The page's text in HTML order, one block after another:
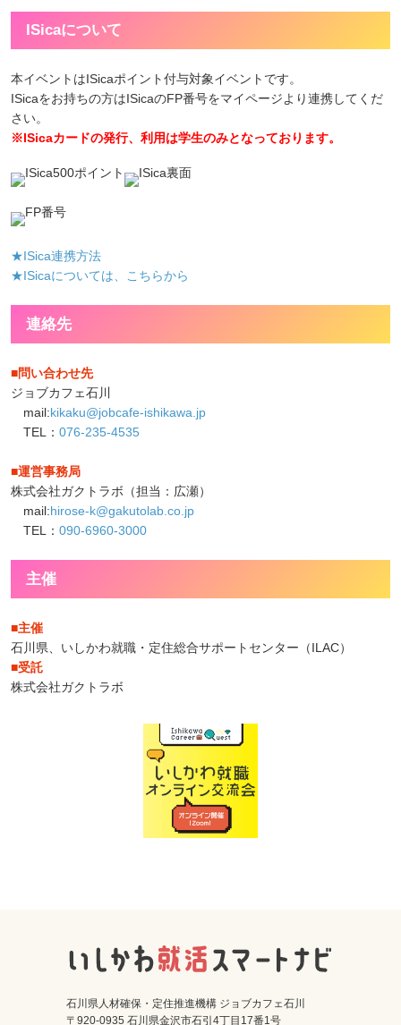
ISicaについて
本イベントはISicaポイント付与対象イベントです。
ISicaをお持ちの方はISicaのFP番号をマイページより連携してくだ
さい。
※ISicaカードの発行、利用は学生のみとなっております。
★ISica連携方法
★ISicaについては、こちらから
連絡先
■問い合わせ先
ジョブカフェ石川
mail:kikaku@jobcafe-ishikawa.jp
TEL： 076-235-4535
■運営事務局
株式会社ガクトラボ（担当：広瀬）
mail:hirose-k@gakutolab.co.jp
TEL： 090-6960-3000
主催
■主催
石川県、いしかわ就職・定住総合サポートセンター（ILAC）
■受託
株式会社ガクトラボ
石川県人材確保・定住推進機構 ジョブカフェ石川
〒920-0935 石川県金沢市石引4丁目17番1号